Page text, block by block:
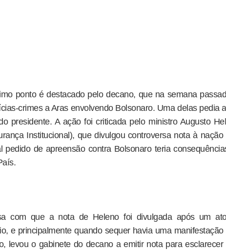
ponto é destacado pelo decano, que na semana
crimes a Aras envolvendo Bolsonaro. Uma delas pedia
presidente. A ação foi criticada pelo ministro Augusto
Institucional), que divulgou controversa nota à
pedido de apreensão contra Bolsonaro teria
com que a nota de Heleno foi divulgada após um
e principalmente quando sequer havia uma
levou o gabinete do decano a emitir nota para